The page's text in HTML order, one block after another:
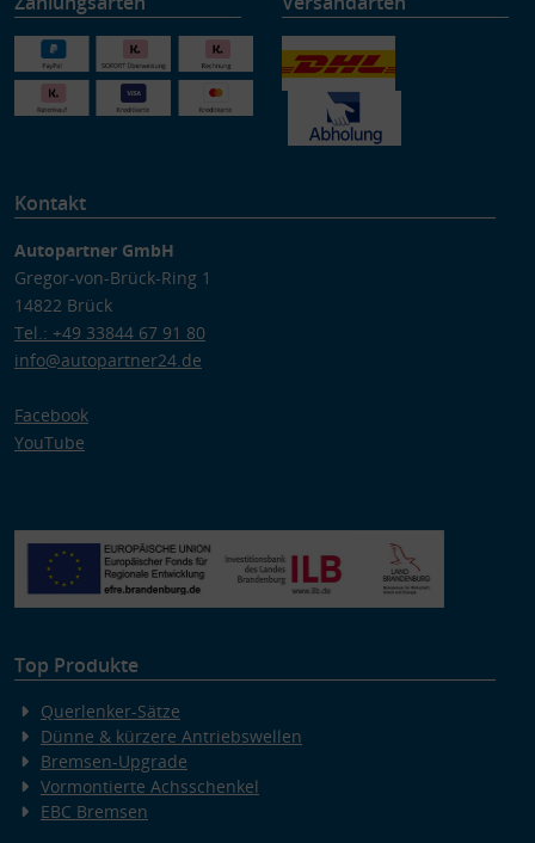
Kontakt
Autopartner GmbH
Gregor-von-Brück-Ring 1
14822 Brück
Tel.: +49 33844 67 91 80
info@autopartner24.de
Facebook
YouTube
Top Produkte
Querlenker-Sätze
Dünne & kürzere Antriebswellen
Bremsen-Upgrade
Vormontierte Achsschenkel
EBC Bremsen